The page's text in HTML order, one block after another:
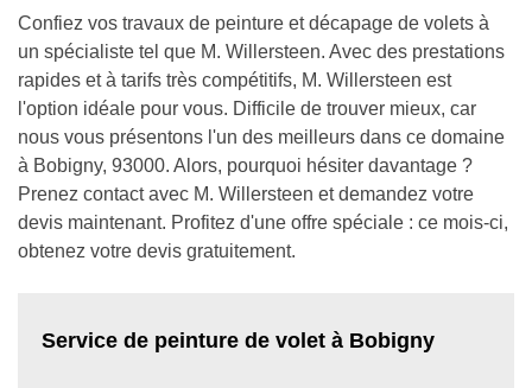
Confiez vos travaux de peinture et décapage de volets à
un spécialiste tel que M. Willersteen. Avec des prestations
rapides et à tarifs très compétitifs, M. Willersteen est
l'option idéale pour vous. Difficile de trouver mieux, car
nous vous présentons l'un des meilleurs dans ce domaine
à Bobigny, 93000. Alors, pourquoi hésiter davantage ?
Prenez contact avec M. Willersteen et demandez votre
devis maintenant. Profitez d'une offre spéciale : ce mois-ci,
obtenez votre devis gratuitement.
Service de peinture de volet à Bobigny